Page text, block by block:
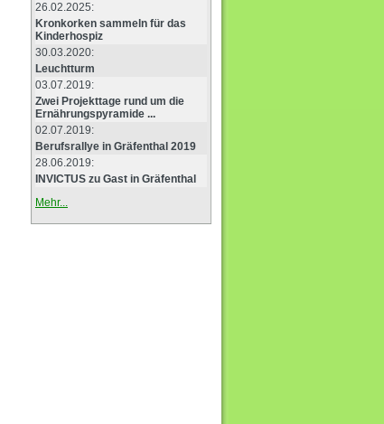
26.02.2025:
Kronkorken sammeln für das
Kinderhospiz
30.03.2020:
Leuchtturm
03.07.2019:
Zwei Projekttage rund um die
Ernährungspyramide ...
02.07.2019:
Berufsrallye in Gräfenthal 2019
28.06.2019:
INVICTUS zu Gast in Gräfenthal
Mehr...